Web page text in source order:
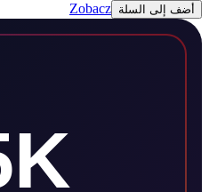
السلة
Zobacz